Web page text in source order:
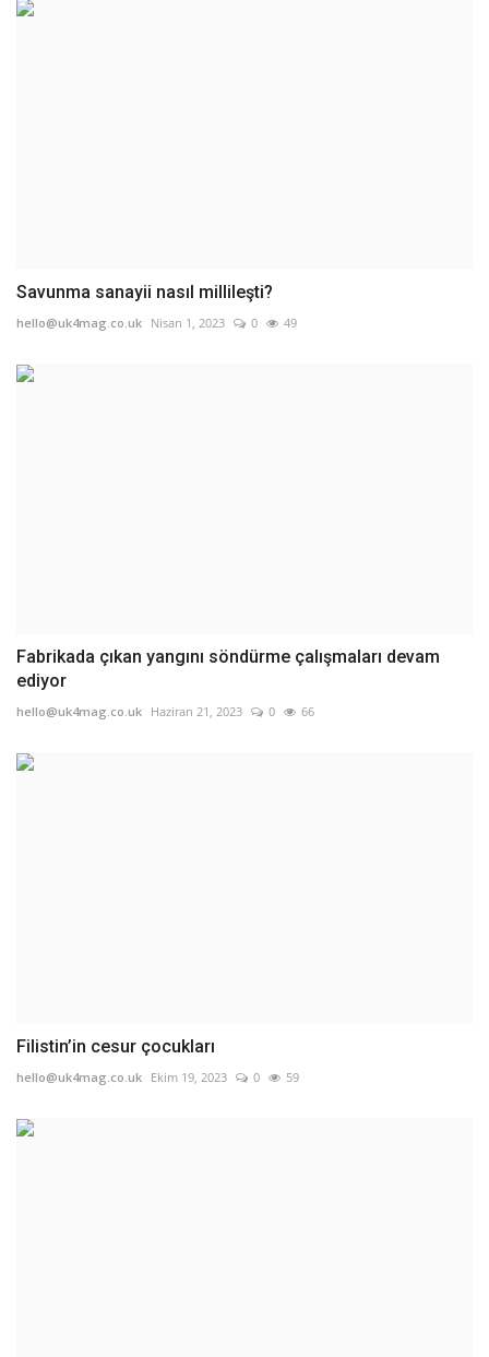
Savunma sanayii nasıl millileşti?
hello@uk4mag.co.uk Nisan 1, 2023 0 49
Fabrikada çıkan yangını söndürme çalışmaları devam
ediyor
hello@uk4mag.co.uk Haziran 21, 2023 0 66
Filistin’in cesur çocukları
hello@uk4mag.co.uk Ekim 19, 2023 0 59